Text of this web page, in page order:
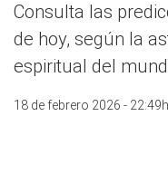
Consulta las
de hoy, según la
espiritual del
18 de febrero 2026 -